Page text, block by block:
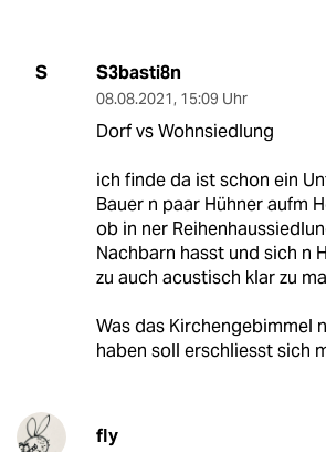
S S3basti8n
08.08.2021, 15:09 Uhr
Dorf vs Wohnsiedlung
ich finde da ist schon ein
Bauer n paar Hühner aufm
ob in ner
Nachbarn hasst und sich n
zu auch acustisch klar zu
Was das Kirchengebimmel
haben soll erschliesst sich
fly